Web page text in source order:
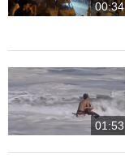
00:34
01:53